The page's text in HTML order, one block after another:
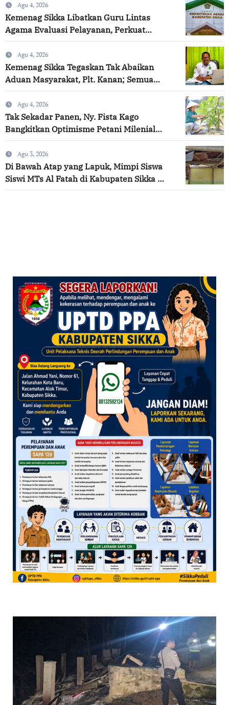
Agu 4, 2026
Kemenag Sikka Libatkan Guru Lintas
Agama Evaluasi Pelayanan, Perkuat
Komitmen Layanan Profesional dan
Humanis
Agu 4, 2026
Kemenag Sikka Tegaskan Tak Abaikan
Aduan Masyarakat, Plt. Kanan; Semua
Diproses Objektif dan Transparan
Agu 4, 2026
Tak Sekadar Panen, Ny. Fista Kago
Bangkitkan Optimisme Petani Milenial
untuk Masa Depan Ketahanan Pangan Sikka
Agu 3, 2026
Di Bawah Atap yang Lapuk, Mimpi Siswa
Siswi MTs Al Fatah di Kabupaten Sikka
Menunggu Uluran Tangan